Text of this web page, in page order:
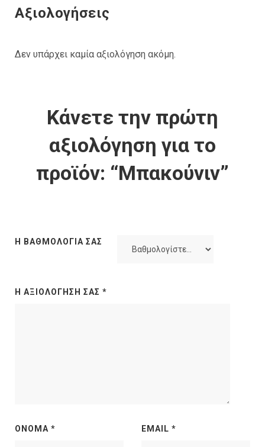
Αξιολογήσεις
Δεν υπάρχει καμία αξιολόγηση ακόμη.
Κάνετε την πρώτη
αξιολόγηση για το
προϊόν: “Μπακούνιν”
Η ΒΑΘΜΟΛΟΓΊΑ ΣΑΣ
Η ΑΞΙΟΛΌΓΗΣΉ ΣΑΣ *
ΌΝΟΜΑ * EMAIL *